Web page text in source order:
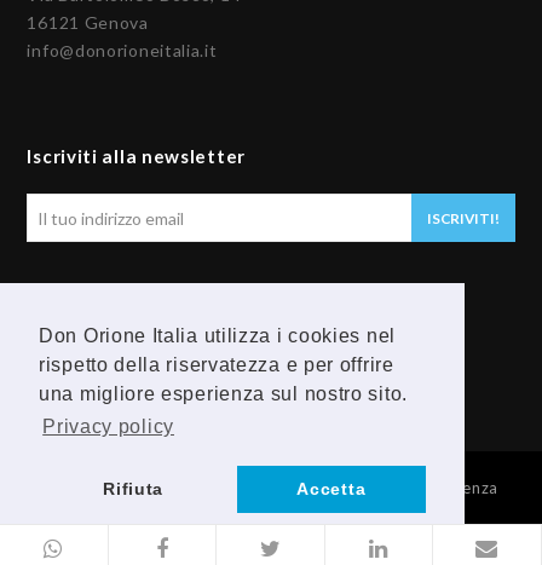
Don Orione Italia utilizza i cookies nel
rispetto della riservatezza e per offrire
una migliore esperienza sul nostro sito.
Privacy policy
Rifiuta Accetta
16121 Genova
info@donorioneitalia.it
Iscriviti alla newsletter
ISCRIVITI!
F
b
Y
o
t
© 2026 Provincia Religiosa Madre della Divina Provvidenza